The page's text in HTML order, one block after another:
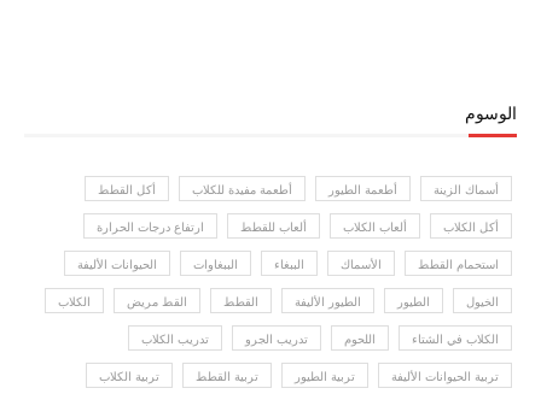
الوسوم
أسماك الزينة أطعمة الطيور أطعمة مفيدة للكلاب أكل القطط
أكل الكلاب ألعاب الكلاب ألعاب للقطط ارتفاع درجات الحرارة
استحمام القطط الأسماك الببغاء الببغاوات الحيوانات الأليفة
الخيول الطيور الطيور الأليفة القطط القط مريض الكلاب
الكلاب في الشتاء اللحوم تدريب الجرو تدريب الكلاب
تربية الحيوانات الأليفة تربية الطيور تربية القطط تربية الكلاب